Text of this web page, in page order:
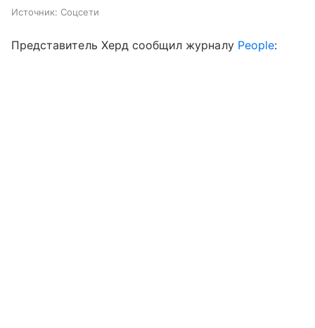
Источник: Соцсети
Представитель Херд сообщил журналу People: